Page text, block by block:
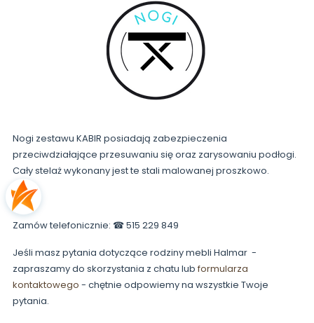
Nogi zestawu KABIR posiadają zabezpieczenia
przeciwdziałające przesuwaniu się oraz zarysowaniu podłogi.
Cały stelaż wykonany jest te stali malowanej proszkowo.
Zamów telefonicznie: ☎ 515 229 849
Jeśli masz pytania dotyczące rodziny mebli Halmar -
zapraszamy do skorzystania z chatu lub formularza
kontaktowego - chętnie odpowiemy na wszystkie Twoje
pytania.